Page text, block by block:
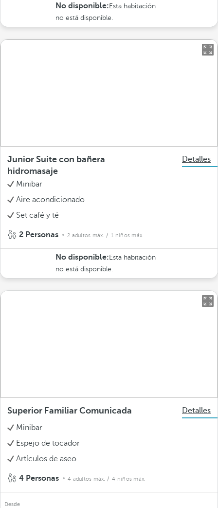
No disponible: Esta habitación
no está disponible.
Junior Suite con bañera
hidromasaje
Detalles
Minibar
Aire acondicionado
Set café y té
2 Personas 2 adultos máx. / 1 niños máx.
No disponible: Esta habitación
no está disponible.
Superior Familiar Comunicada
Detalles
Minibar
Espejo de tocador
Artículos de aseo
4 Personas 4 adultos máx. / 4 niños máx.
Desde